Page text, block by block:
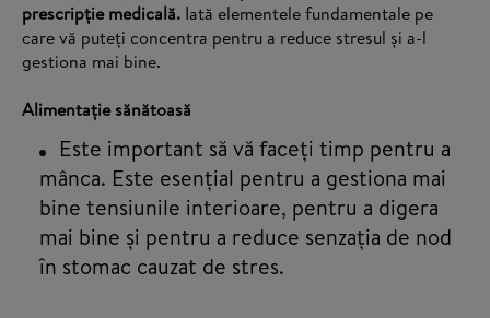
prescripție medicală. Iată elementele fundamentale pe
care vă puteți concentra pentru a reduce stresul și a-l
gestiona mai bine.
Alimentație sănătoasă
Este important să vă faceți timp pentru a
mânca. Este esențial pentru a gestiona mai
bine tensiunile interioare, pentru a digera
mai bine și pentru a reduce senzația de nod
în stomac cauzat de stres.